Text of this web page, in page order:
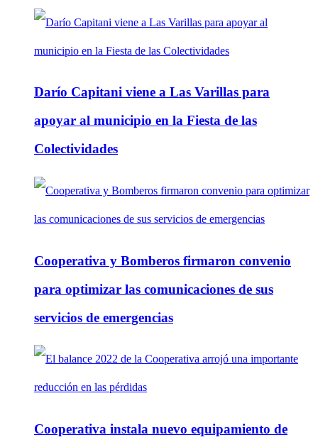
Darío Capitani viene a Las Varillas para
apoyar al municipio en la Fiesta de las
Colectividades
Cooperativa y Bomberos firmaron convenio
para optimizar las comunicaciones de sus
servicios de emergencias
Cooperativa instala nuevo equipamiento de